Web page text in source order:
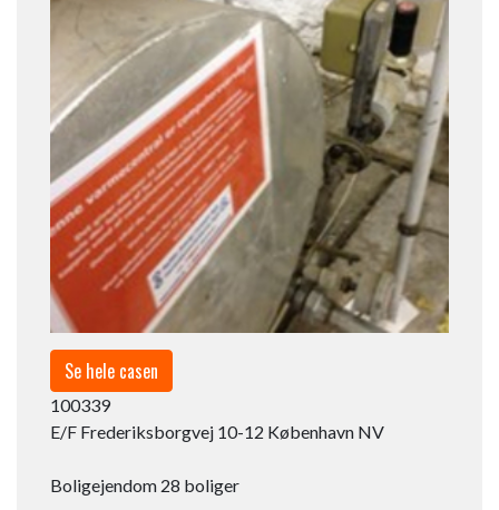
Se hele casen
100339
E/F Frederiksborgvej 10-12 København NV
Boligejendom 28 boliger